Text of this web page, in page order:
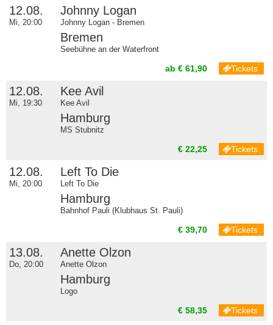
12.08.
Mi, 20:00
Johnny Logan
Johnny Logan - Bremen
Bremen
Seebühne an der Waterfront
ab € 61,90 Tickets
12.08.
Mi, 19:30
Kee Avil
Kee Avil
Hamburg
MS Stubnitz
€ 22,25 Tickets
12.08.
Mi, 20:00
Left To Die
Left To Die
Hamburg
Bahnhof Pauli (Klubhaus St. Pauli)
€ 39,70 Tickets
13.08.
Do, 20:00
Anette Olzon
Anette Olzon
Hamburg
Logo
€ 58,35 Tickets